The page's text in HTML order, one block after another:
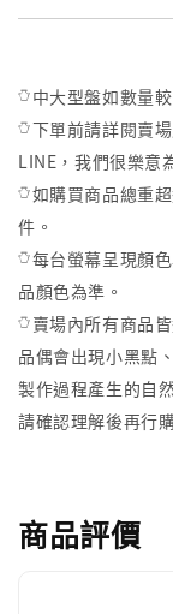
𓏋中大型盤如數量
𓏋下單前請詳閱賣
LINE，我們很樂意
𓏋如購買商品總重
件。
𓏋每台螢幕呈現顏
品顏色為準。
𓏋賣場內所有商品
品偶會出現小黑點
製作過程產生的自
請確認理解後再行
商品評價